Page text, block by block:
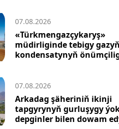
07.08.2026
«Türkmengazçykaryş»
müdirliginde tebigy
kondensatynyň
07.08.2026
Arkadag şäheriniň ikinji
tapgyrynyň gurluşygy
depginler bilen dowam